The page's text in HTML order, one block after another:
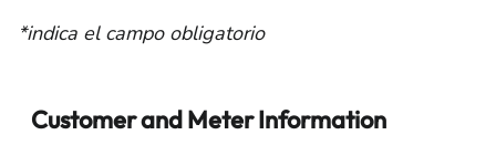
*indica el campo obligatorio